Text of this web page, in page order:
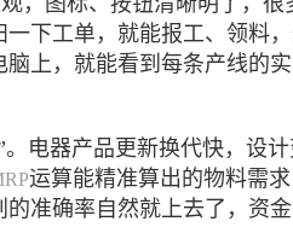
一下工单，就能报工、领料
上，就能看到每条产线的
电器产品更新换代快，设计
运算能精准算出的物料需
准确率自然就上去了，资金